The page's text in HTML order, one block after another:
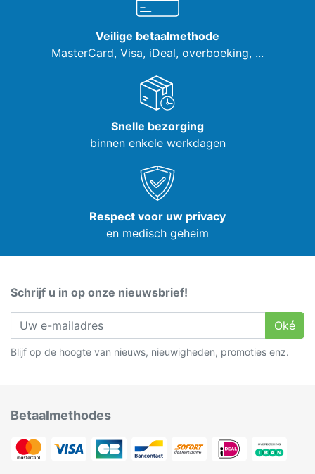
Veilige betaalmethode
MasterCard, Visa, iDeal, overboeking, ...
Snelle bezorging
binnen enkele werkdagen
Respect voor uw privacy
en medisch geheim
Schrijf u in op onze nieuwsbrief!
Oké
Blijf op de hoogte van nieuws, nieuwigheden, promoties enz.
Betaalmethodes